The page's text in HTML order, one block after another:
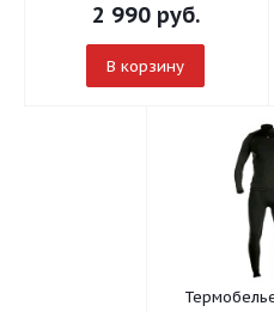
2 990руб.
В корзину